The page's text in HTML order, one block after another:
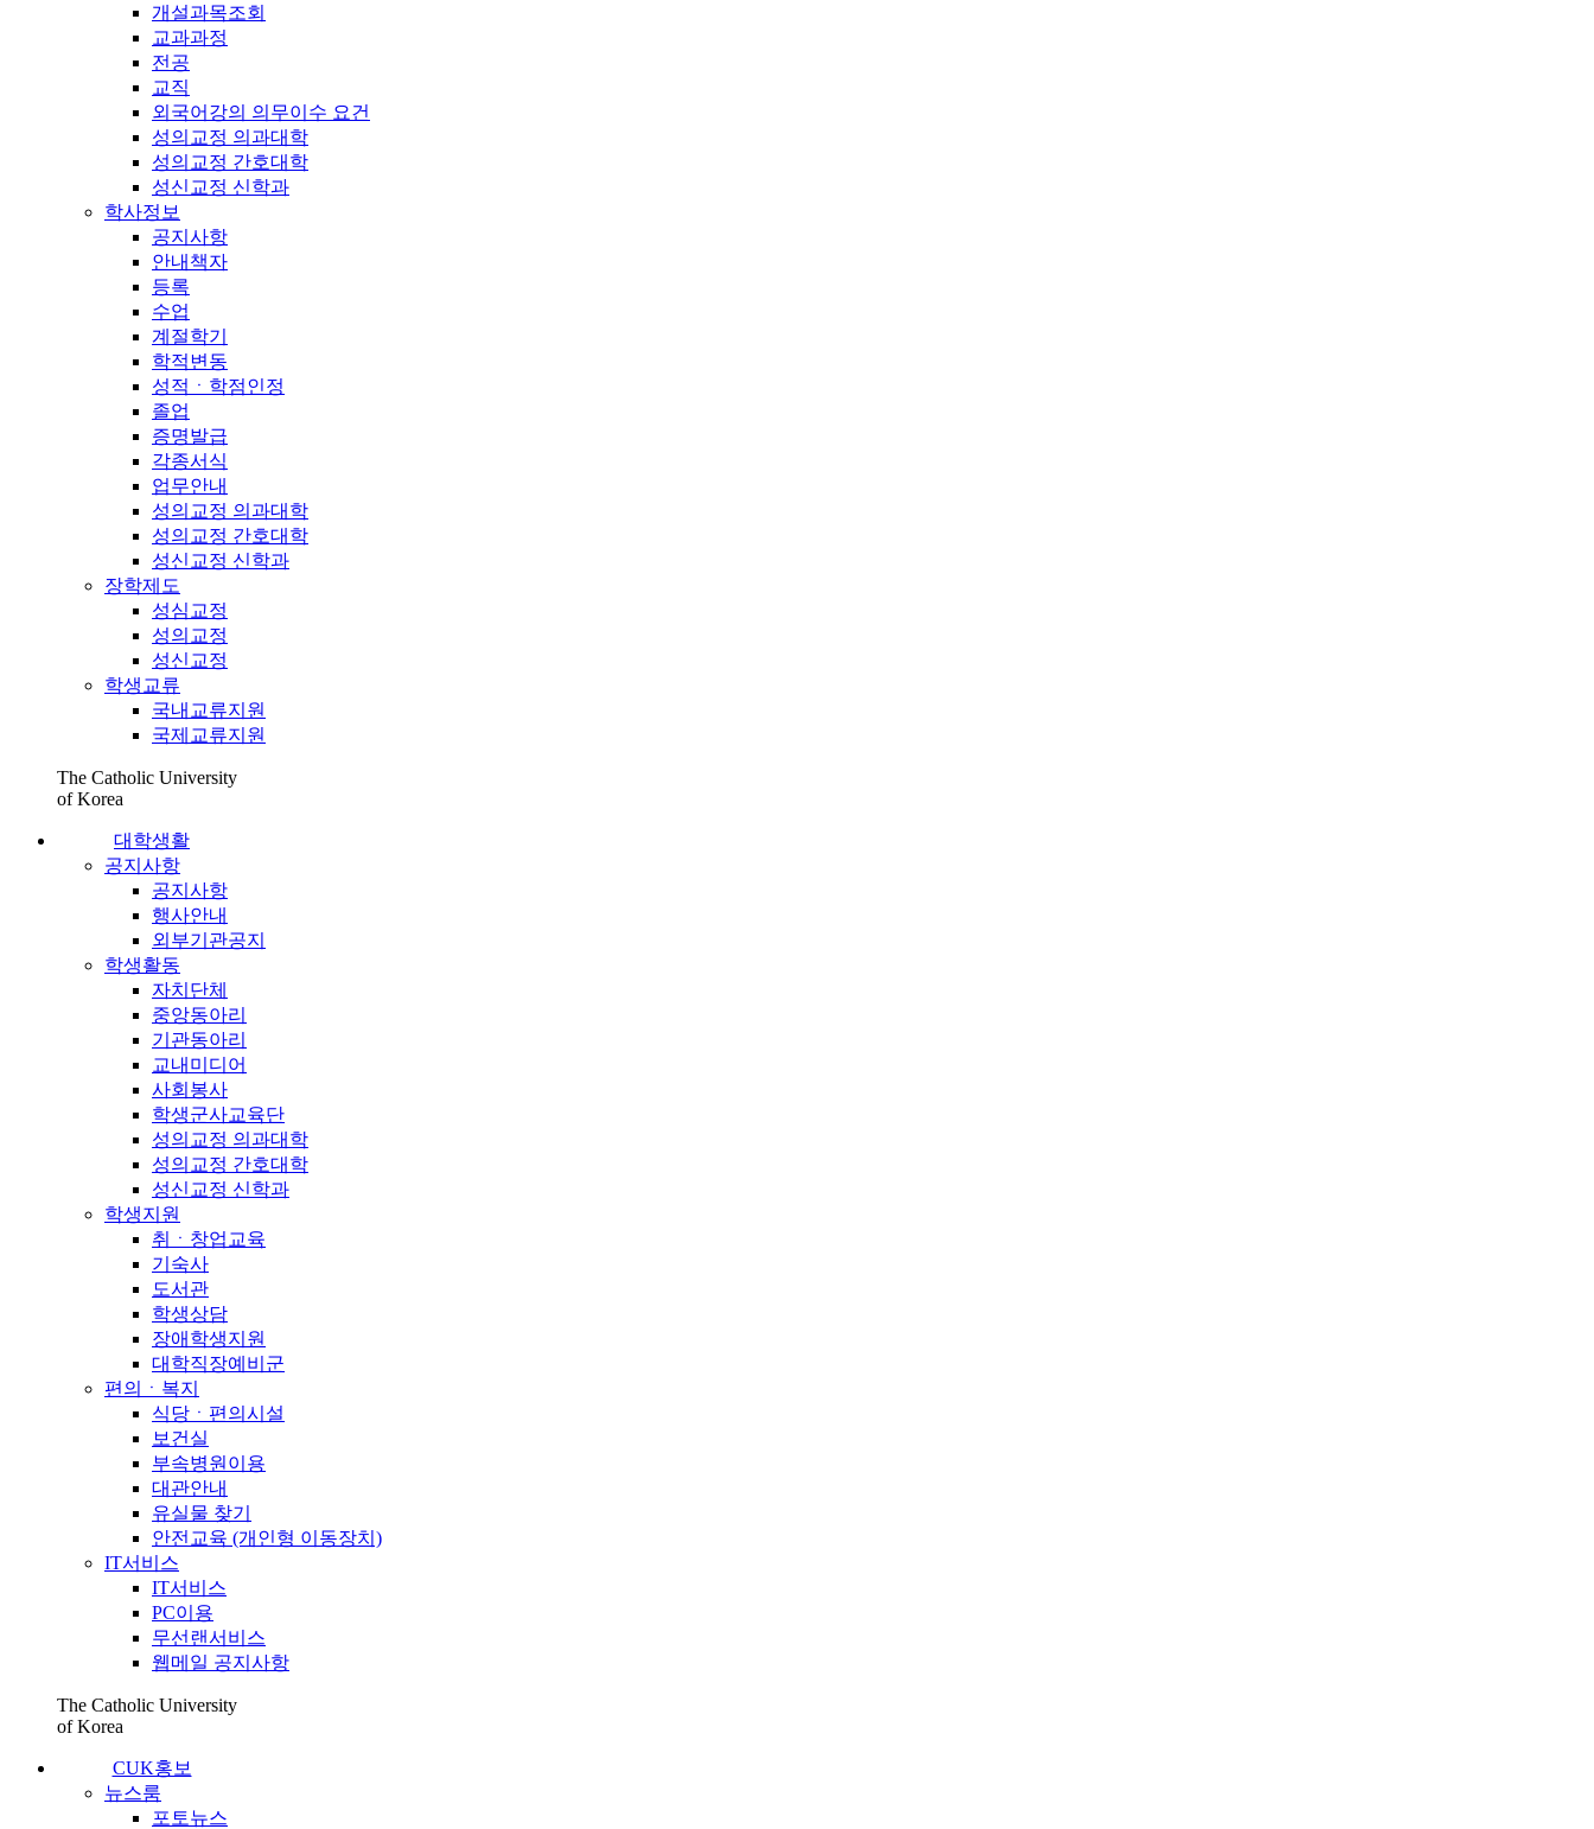
개설과목조회
교과과정
전공
교직
외국어강의 의무이수 요건
성의교정 의과대학
성의교정 간호대학
성신교정 신학과
학사정보
공지사항
안내책자
등록
수업
계절학기
학적변동
성적ㆍ학점인정
졸업
증명발급
각종서식
업무안내
성의교정 의과대학
성의교정 간호대학
성신교정 신학과
장학제도
성심교정
성의교정
성신교정
학생교류
국내교류지원
국제교류지원
The Catholic University
of Korea
대학생활
공지사항
공지사항
행사안내
외부기관공지
학생활동
자치단체
중앙동아리
기관동아리
교내미디어
사회봉사
학생군사교육단
성의교정 의과대학
성의교정 간호대학
성신교정 신학과
학생지원
취ㆍ창업교육
기숙사
도서관
학생상담
장애학생지원
대학직장예비군
편의ㆍ복지
식당ㆍ편의시설
보건실
부속병원이용
대관안내
유실물 찾기
안전교육 (개인형 이동장치)
IT서비스
IT서비스
PC이용
무선랜서비스
웹메일 공지사항
The Catholic University
of Korea
CUK홍보
뉴스룸
포토뉴스